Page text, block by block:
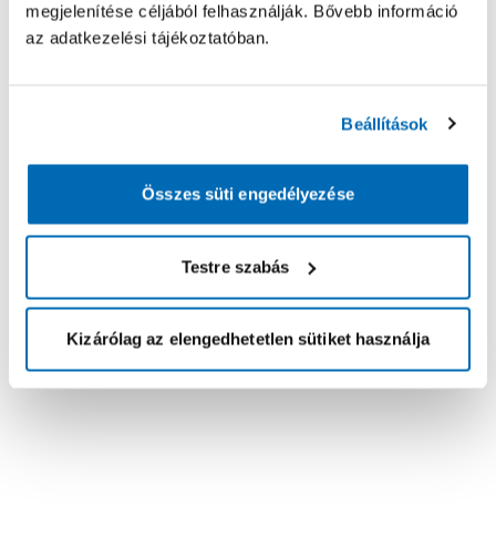
megjelenítése céljából felhasználják. Bővebb információ
az adatkezelési tájékoztatóban.
Beállítások
Összes süti engedélyezése
Testre szabás
Kizárólag az elengedhetetlen sütiket használja